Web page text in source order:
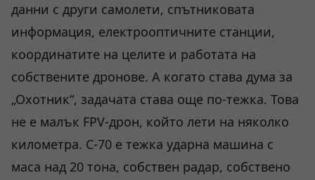
данни с други самолети, спътниковата
информация, електрооптичните станции,
координатите на целите и работата на
собствените дронове. А когато става дума за
„Охотник“, задачата става още по-тежка. Това
не е малък FPV-дрон, който лети на няколко
километра. С-70 е тежка ударна машина с
маса над 20 тона, собствен радар, собствено